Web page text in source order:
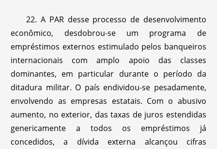
22. A PAR desse processo de desenvolvimento
econômico, desdobrou-se um programa de
empréstimos externos estimulado pelos banqueiros
internacionais com amplo apoio das classes
dominantes, em particular durante o período da
ditadura militar. O país endividou-se pesadamente,
envolvendo as empresas estatais. Com o abusivo
aumento, no exterior, das taxas de juros estendidas
genericamente a todos os empréstimos já
concedidos, a dívida externa alcançou cifras